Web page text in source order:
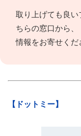
取り上げても良い
ちらの窓口から、
情報をお寄せくだ
【ドットミー】